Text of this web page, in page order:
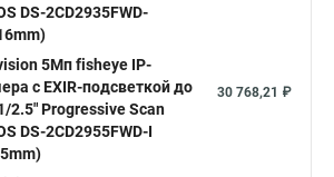
poe
Hikvision camera Hikvision 2cd1148 i b
Ip видеокамеры
2cd2142fwd
DS-2CD2935FWD-
5Мп fisheye IP-
c EXIR-подсветкой до
2.5" Progressive Scan
DS-2CD2955FWD-I
30 768,21 ₽